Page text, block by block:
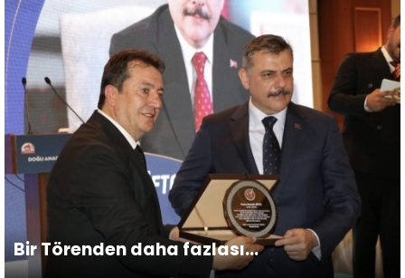
Bir Törenden daha fazlası...